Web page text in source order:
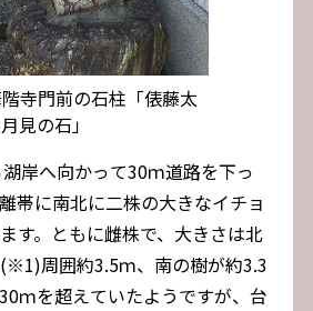
寺門前の石柱「俵藤太
見の石」
岸へ向かって30ｍ道路を下っ
帯に南北に二株の大きなイチョ
す。ともに雌株で、大きさは北
周囲約3.5ｍ、南の樹が約3.3
ｍを超えていたようですが、台